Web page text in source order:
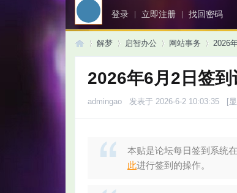
登录 | 立即注册 | 找回密码
解梦 启智办公 网站事务 2026
2026年6月2日签到
admingao 发表于 2026-6-2 10:03:35 [
本贴是论坛每日签到系统
此进行签到的操作。